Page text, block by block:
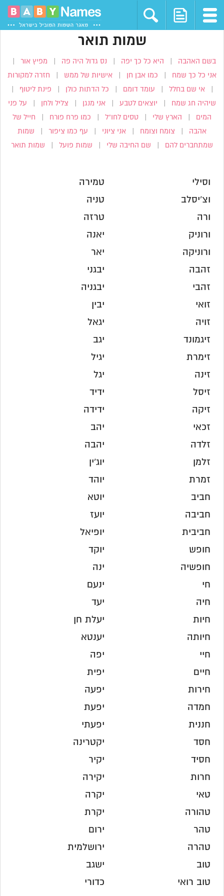
שמות תואר
בשם האהבה היא כל כך יפה נס גדול היה פה מפיץ אור
אני כל כך שמח כמו אבן חן אישיות של ממש חזרה למקורות
|אי שם בחלל עומד דומם כל הדתות כולן פינת ליטוף
שיהיה חג שמח יוצאים לטבע אני מנגן צליל ולחן על פני
המים הארץ שלי טסים לחו”ל כמו פרח פורח חייל של
אהבה צומח וצומח אני ציוני עף כמו ציפור שמות
שמתחברים להם שם החיבה שלי שמות פועל שמות תואר
וסילי
וצ'יסלב
ורה
ורוניק
ורוניקה
זהבה
זהבי
זואי
זויה
זיגמונד
זימרת
זינה
זיסל
זיקה
זכאי
זלדה
זלמן
זמרת
חביב
חביבה
חביבית
חופש
חופשיה
חי
חיה
חיות
חיותה
חיי
חיים
חירות
חמדה
חננית
חסד
חסיד
חרות
טאי
טהורה
טהר
טהרה
טוב
טוב רואי
טמירה
טניה
טרזה
יאנה
יאר
יבגני
יבגניה
יבין
יגאל
יגב
יגיל
יגל
ידיד
ידידה
יהב
יהבה
יוג'ין
יוהד
יוטא
יועז
יופיאל
יוקד
ינה
ינעם
יעד
יעלת חן
יענטא
יפה
יפית
יפעה
יפעת
יפעתי
יקטרינה
יקיר
יקירה
יקרה
יקרת
ירום
ירושלמית
ישגב
כדורי